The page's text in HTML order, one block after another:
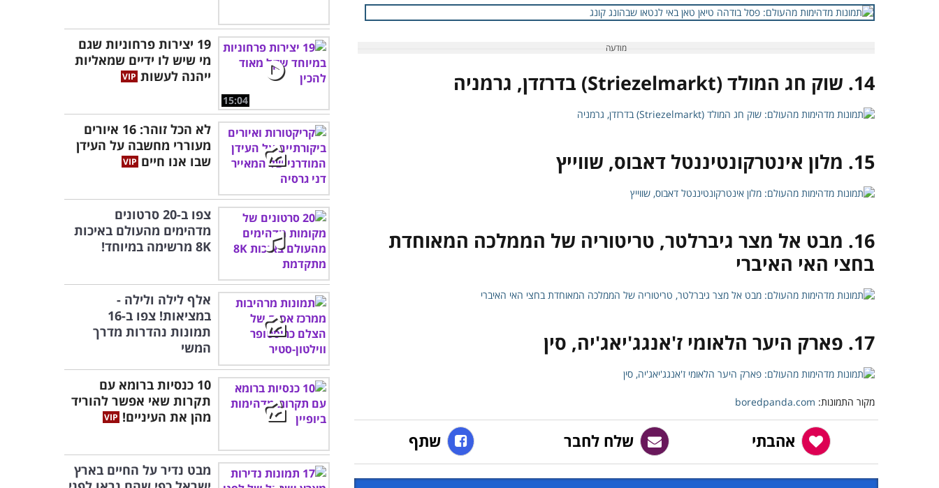
14. שוק חג המולד (Striezelmarkt) בדרזדן, גרמניה
15. מלון אינטרקונטיננטל דאבוס, שווייץ
16. מבט אל מצר גיברלטר, טריטוריה של הממלכה המאוחדת
בחצי האי האיברי
17. פארק היער הלאומי ז'אנגג'יאג'יה, סין
מקור התמונות: boredpanda.com
אהבתי שלח לחבר שתף
15:04
19 יצירות פרחוניות שגם
מי שיש לו ידיים שמאליות
ייהנה לעשות
לא הכל זוהר: 16 איורים
מעוררי מחשבה על העידן
שבו אנו חיים
צפו ב-20 סרטונים
מדהימים מהעולם באיכות
8K מרשימה במיוחד!
אלף לילה ולילה -
במציאות! צפו ב-16
תמונות נהדרות מדרך
המשי
10 כנסיות ברומא עם
תקרות שאי אפשר להוריד
מהן את העיניים!
מבט נדיר על החיים בארץ